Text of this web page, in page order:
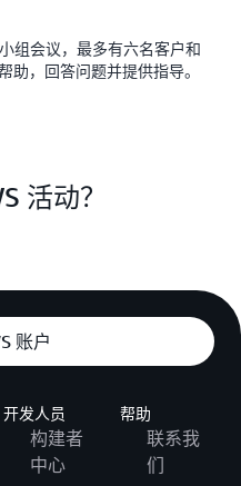
组会议，最多有六名客户和
助，回答问题并提供指导。
活动？
账户
开发人员
构建者
中心
帮助
联系我
们